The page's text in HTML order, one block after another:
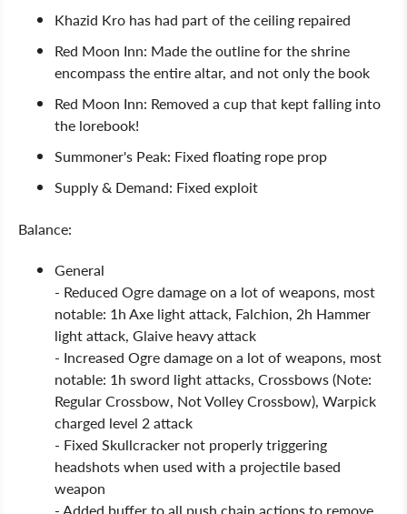
Khazid Kro has had part of the ceiling repaired
Red Moon Inn: Made the outline for the shrine
encompass the entire altar, and not only the book
Red Moon Inn: Removed a cup that kept falling into
the lorebook!
Summoner's Peak: Fixed floating rope prop
Supply & Demand: Fixed exploit
Balance:
General
- Reduced Ogre damage on a lot of weapons, most
notable: 1h Axe light attack, Falchion, 2h Hammer
light attack, Glaive heavy attack
- Increased Ogre damage on a lot of weapons, most
notable: 1h sword light attacks, Crossbows (Note:
Regular Crossbow, Not Volley Crossbow), Warpick
charged level 2 attack
- Fixed Skullcracker not properly triggering
headshots when used with a projectile based
weapon